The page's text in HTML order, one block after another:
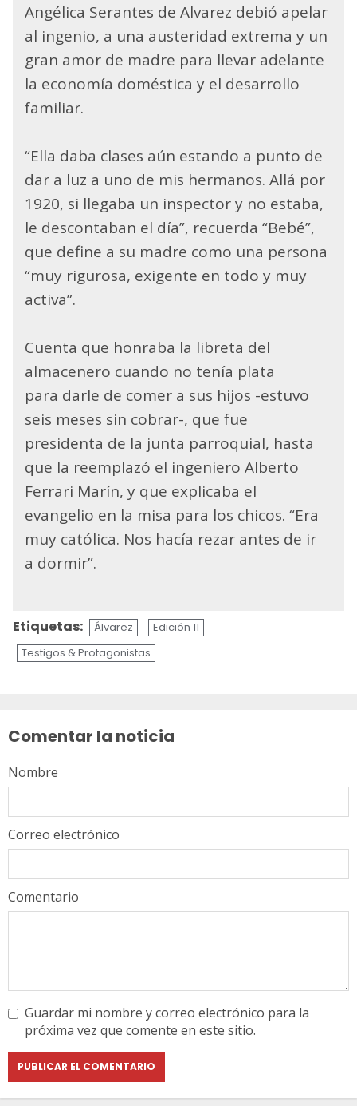
Angélica Serantes de Alvarez debió apelar
al ingenio, a una austeridad extrema y un
gran amor de madre para llevar adelante
la economía doméstica y el desarrollo
familiar.
“Ella daba clases aún estando a punto de
dar a luz a uno de mis hermanos. Allá por
1920, si llegaba un inspector y no estaba,
le descontaban el día”, recuerda “Bebé”,
que define a su madre como una persona
“muy rigurosa, exigente en todo y muy
activa”.
Cuenta que honraba la libreta del
almacenero cuando no tenía plata
para darle de comer a sus hijos -estuvo
seis meses sin cobrar-, que fue
presidenta de la junta parroquial, hasta
que la reemplazó el ingeniero Alberto
Ferrari Marín, y que explicaba el
evangelio en la misa para los chicos. “Era
muy católica. Nos hacía rezar antes de ir
a dormir”.
Etiquetas: Álvarez
Edición 11
Testigos & Protagonistas
Comentar la noticia
Comentario
Nombre
Correo electrónico
Guardar mi nombre y correo electrónico para la
próxima vez que comente en este sitio.